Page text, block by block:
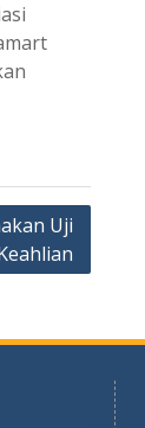
Uji